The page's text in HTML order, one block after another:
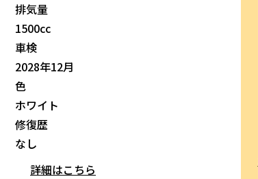
排気量
1500cc
車検
2028年12月
色
ホワイト
修復歴
なし
詳細はこちら